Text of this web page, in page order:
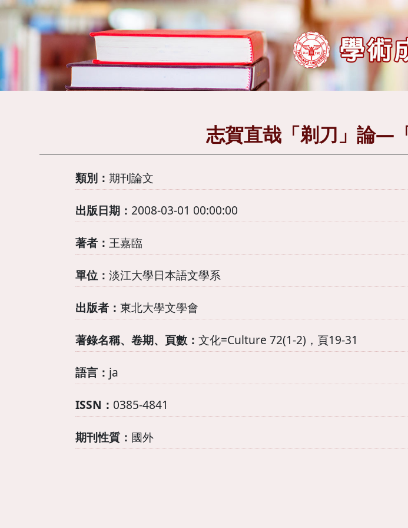
志賀直哉「剃刀」論―
類別： 期刊論文
出版日期： 2008-03-01 00:00:00
著者： 王嘉臨
單位： 淡江大學日本語文學系
出版者： 東北大學文學會
著錄名稱、卷期、頁數： 文化=Culture 72(1-2)，頁19-31
語言： ja
ISSN： 0385-4841
期刊性質： 國外